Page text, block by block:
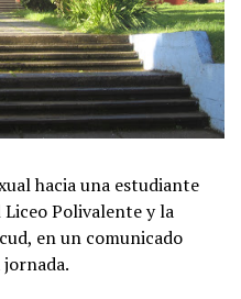
hacia una estudiante
Polivalente y la
en un comunicado